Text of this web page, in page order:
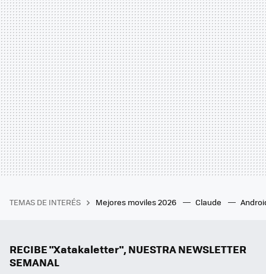
TEMAS DE INTERÉS Mejores moviles 2026 Claude
RECIBE "Xatakaletter", NUESTRA NEWSLETTER
SEMANAL